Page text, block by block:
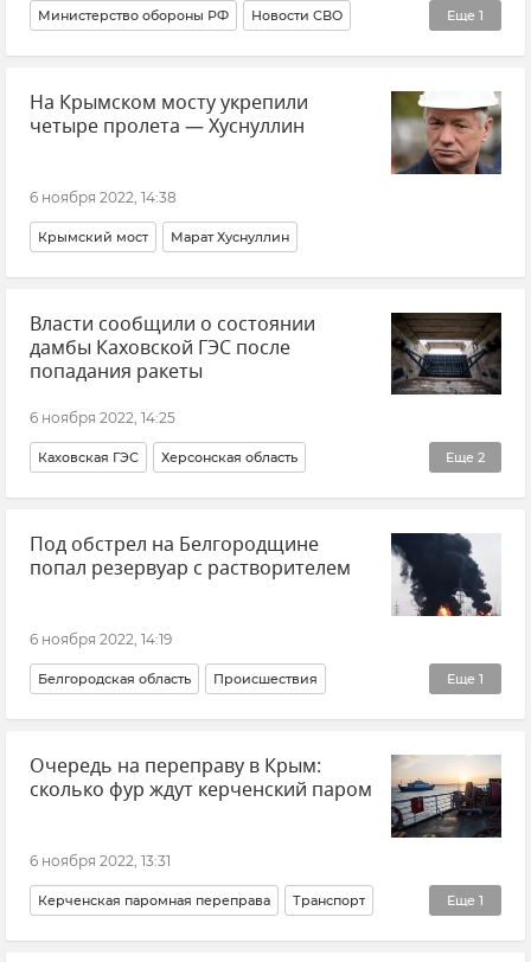
Еще 1
Министерство обороны РФ Новости СВО
ВСУ (Вооруженные силы Украины)
На Крымском мосту укрепили
четыре пролета — Хуснуллин
6 ноября 2022, 14:38
Крымский мост Марат Хуснуллин
Власти сообщили о состоянии
дамбы Каховской ГЭС после
попадания ракеты
6 ноября 2022, 14:25
Еще 2
Каховская ГЭС Херсонская область
Происшествия ВСУ (Вооруженные силы Украины)
Под обстрел на Белгородщине
попал резервуар с растворителем
6 ноября 2022, 14:19
Еще 1
Белгородская область Происшествия
ВСУ (Вооруженные силы Украины)
Очередь на переправу в Крым:
сколько фур ждут керченский паром
6 ноября 2022, 13:31
Еще 1
Керченская паромная переправа Транспорт
Крым